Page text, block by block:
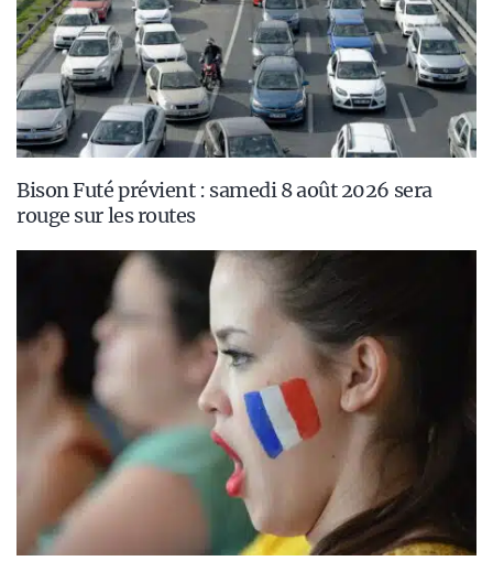
Bison Futé prévient : samedi 8 août 2026 sera
rouge sur les routes